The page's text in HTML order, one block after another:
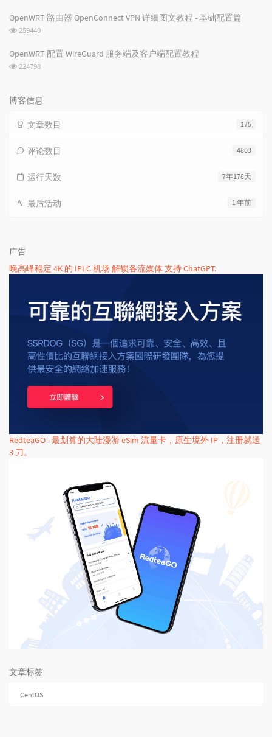
次
OpenWRT 路由器 OpenConnect VPN 详细图文教程 - 基础配置篇
浏
次
259440
OpenWRT 配置 WireGuard 服务端及客户端配置教程
浏
数:
224798
博客信息
175
文章数目
4803
评论数目
7年178天
运行天数
1 年前
最后活动
广告
晚高峰稳定 4K 的 IPLC 机场 解锁各流媒体 支持 ChatGPT.
RedteaGO - 最划算的大陆漫游 eSim 流量卡，原生境外 IP，注册就送
3 刀。
文章标签
CentOS